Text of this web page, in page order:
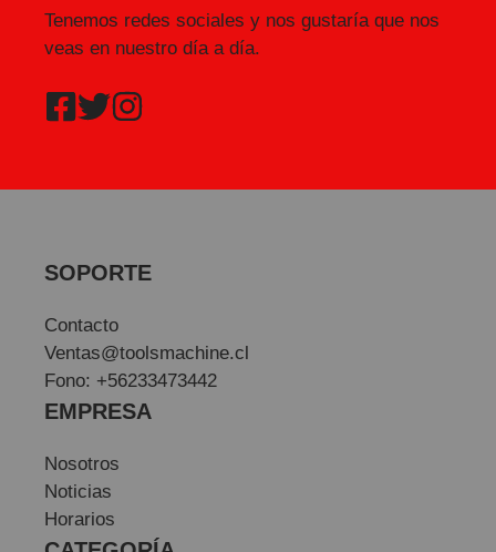
Tenemos redes sociales y nos gustaría que nos
veas en nuestro día a día.
SOPORTE
Contacto
Ventas@toolsmachine.cl
Fono: +56233473442
EMPRESA
Nosotros
Noticias
Horarios